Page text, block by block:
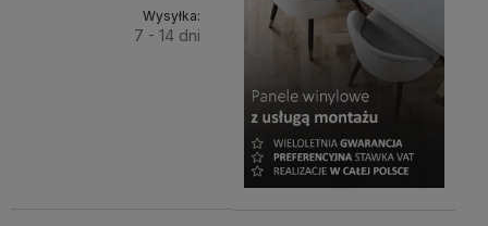
Wysyłka:
7 - 14 dni
koszyka